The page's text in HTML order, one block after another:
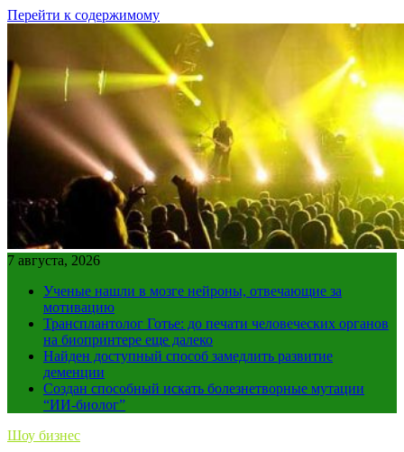
Перейти к содержимому
7 августа, 2026
Ученые нашли в мозге нейроны, отвечающие за
мотивацию
Трансплантолог Готье: до печати человеческих органов
на биопринтере еще далеко
Найден доступный способ замедлить развитие
деменции
Создан способный искать болезнетворные мутации
“ИИ-биолог”
Шоу бизнес